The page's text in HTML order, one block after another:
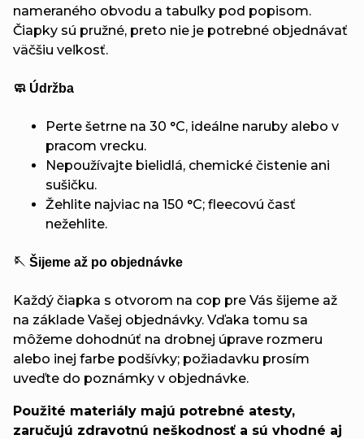
nameraného obvodu a tabuľky pod popisom.
Čiapky sú pružné, preto nie je potrebné objednávať
väčšiu veľkosť.
🧼 Údržba
Perte šetrne na 30 °C, ideálne naruby alebo v
pracom vrecku.
Nepoužívajte bielidlá, chemické čistenie ani
sušičku.
Žehlite najviac na 150 °C; fleecovú časť
nežehlite.
🪡 Šijeme až po objednávke
Každý čiapka s otvorom na cop pre Vás šijeme až
na základe Vašej objednávky. Vďaka tomu sa
môžeme dohodnúť na drobnej úprave rozmeru
alebo inej farbe podšívky; požiadavku prosím
uveďte do poznámky v objednávke.
Použité materiály majú potrebné atesty,
zaručujú zdravotnú neškodnosť a sú vhodné aj